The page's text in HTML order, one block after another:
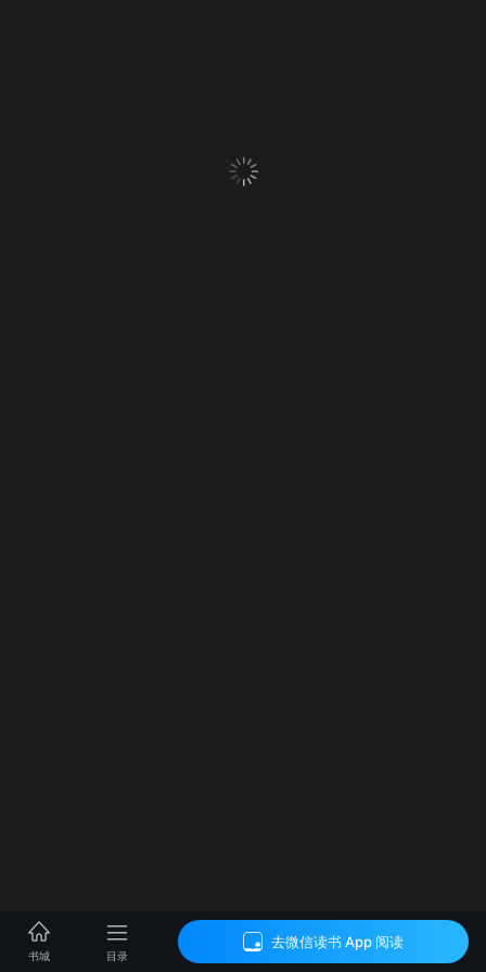
书城 目录
去微信读书 App 阅读